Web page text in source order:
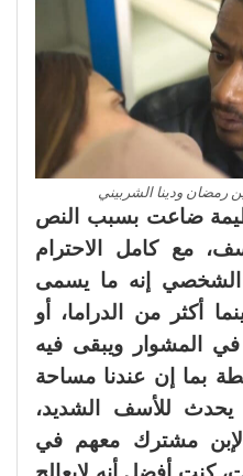
رمضان ودينا الشربيني
ضاعت بسبب النص
مع كامل الاحترام
الشخصي إنه ما يسمى
أكثر من الدراما، أو
المشوار ويبقى فيه
بما إن عندنا مساحة
يحدث للأسف الشديد،
مشترك معهم في